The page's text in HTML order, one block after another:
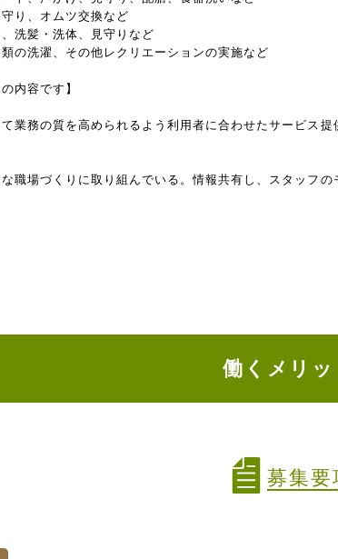
り、オムツ交換など
洗髪・洗体、見守りなど
の洗濯、その他レクリエーションの実施など
内容です】
業務の質を高められるよう利用者に合わせたサービス提
職場づくりに取り組んでいる。情報共有し、スタッフ
働くメリッ
募集要